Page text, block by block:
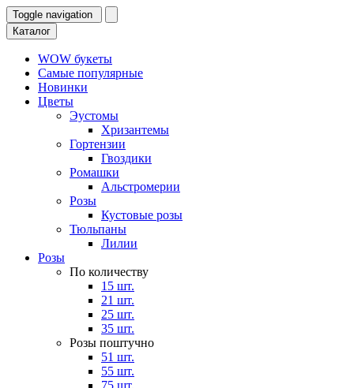
Toggle navigation
Каталог
WOW букеты
Самые популярные
Новинки
Цветы
Эустомы
Хризантемы
Гортензии
Гвоздики
Ромашки
Альстромерии
Розы
Кустовые розы
Тюльпаны
Лилии
Розы
По количеству
15 шт.
21 шт.
25 шт.
35 шт.
Розы поштучно
51 шт.
55 шт.
75 шт.